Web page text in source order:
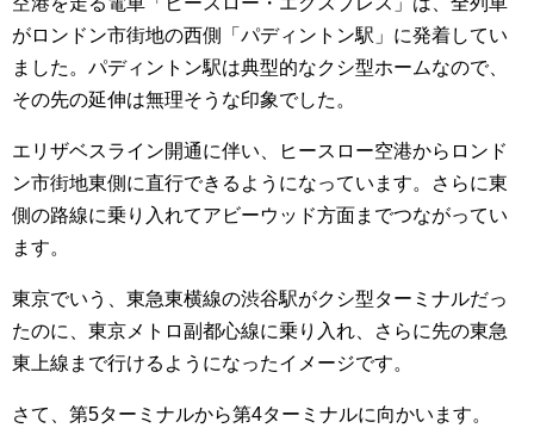
がロンドン市街地の西側「パディントン駅」に発着してい
ました。 パディントン駅は典型的なクシ型ホームなので、
その先の延伸は無理そうな印象でした。
エリザベスライン開通に伴い、ヒースロー空港からロンド
ン市街地東側に直行できるようになっています。さらに東
側の路線に乗り入れてアビーウッド方面までつながってい
ます。
東京でいう、東急東横線の渋谷駅がクシ型ターミナルだっ
たのに、東京メトロ副都心線に乗り入れ、さらに先の東急
東上線まで行けるようになったイメージです。
さて、第5ターミナルから第4ターミナルに向かいます。